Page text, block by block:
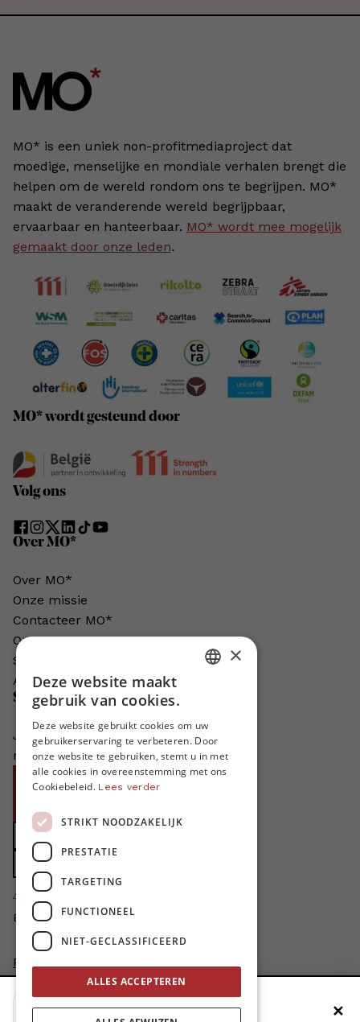
MO* is een uniek non-profitmediaproject dat
moedige, menselijke en mondiale verhalen brengt die
helpen om de wereld rondom ons te begrijpen. MO*
maakt de veranderende wereld begrijpbaar,
ervaarbaar en hanteerbaar. MO* wordt mee mogelijk
gemaakt door onze leden.
MO* wordt gesteund door
Volg ons
Over MO*
Over MO*
Onze missie
Contacteer MO*
Onze auteurs
Schrijven voor MO*?
Adverteren in MO*
Steun MO*
Je helpt ons groeien. MO* bestaat
niet zonder jouw steun!
Word proMO*
Doe een gift
Zet MO* in uw testament
4424
Bedankt voor jullie steun!
Privacybeleid
Voeg MO* toe aan je beginscherm ✕
ENGLISH
×
Deze website maakt
gebruik van cookies.
Deze website gebruikt cookies om uw
gebruikerservaring te verbeteren. Door
onze website te gebruiken, stemt u in met
alle cookies in overeenstemming met ons
Cookiebeleid. Lees verder
STRIKT NOODZAKELIJK
PRESTATIE
TARGETING
FUNCTIONEEL
NIET-GECLASSIFICEERD
ALLES ACCEPTEREN